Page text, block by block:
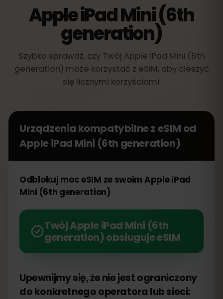
Apple iPad Mini (6th
generation)
Szybko sprawdź, czy Twój Apple iPad Mini (6th
generation) może korzystać z eSIM, aby cieszyć
się licznymi korzyściami.
Urządzenia kompatybilne z eSIM od
Apple iPad Mini (6th generation)
Odblokuj moc eSIM ze swoim Apple iPad
Mini (6th generation)
Twój Apple iPad Mini (6th
generation) obsługuje eSIM
Upewnijmy się, że nie jest ograniczony
do konkretnego operatora lub sieci: